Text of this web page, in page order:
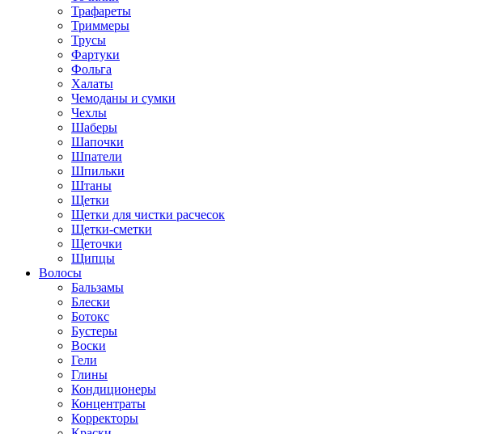
Трафареты
Триммеры
Трусы
Фартуки
Фольга
Халаты
Чемоданы и сумки
Чехлы
Шаберы
Шапочки
Шпатели
Шпильки
Штаны
Щетки
Щетки для чистки расчесок
Щетки-сметки
Щеточки
Щипцы
Волосы
Бальзамы
Блески
Ботокс
Бустеры
Воски
Гели
Глины
Кондиционеры
Концентраты
Корректоры